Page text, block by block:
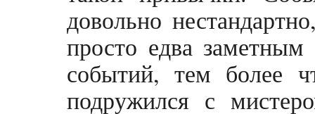
довольно
просто едва
событий, тем более
подружился с